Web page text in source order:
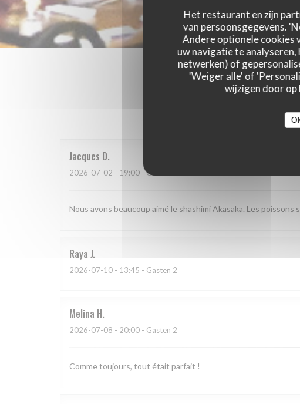
Het restaurant en zijn
van persoonsgegevens.
Andere optionele cookies
uw navigatie te
netwerken) of
'Weiger alle' of
wijzigen door op
Onze
Jacques D
2026-07-02 - 19:00 - Gasten 2
Nous avons beaucoup aimé le shashimi Akasaka. Les
Raya J
2026-07-10 - 13:45 - Gasten 2
Melina H
2026-07-08 - 20:00 - Gasten 2
Comme toujours, tout était parfait !